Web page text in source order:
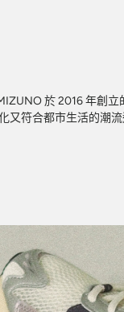
於 2016 年創
又符合都市生活的潮